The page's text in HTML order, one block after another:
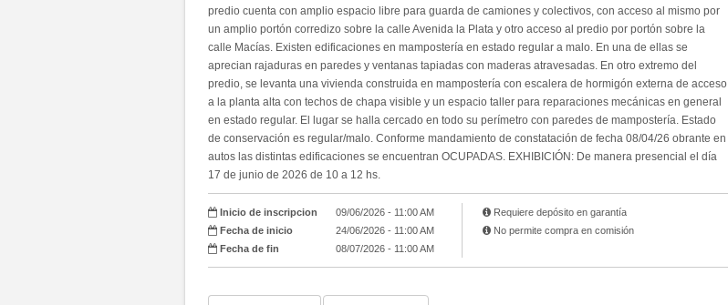
predio cuenta con amplio espacio libre para guarda de camiones y colectivos, con acceso al mismo por
un amplio portón corredizo sobre la calle Avenida la Plata y otro acceso al predio por portón sobre la
calle Macías. Existen edificaciones en mampostería en estado regular a malo. En una de ellas se
aprecian rajaduras en paredes y ventanas tapiadas con maderas atravesadas. En otro extremo del
predio, se levanta una vivienda construida en mampostería con escalera de hormigón externa de acceso
a la planta alta con techos de chapa visible y un espacio taller para reparaciones mecánicas en general
en estado regular. El lugar se halla cercado en todo su perímetro con paredes de mampostería. Estado
de conservación es regular/malo. Conforme mandamiento de constatación de fecha 08/04/26 obrante en
autos las distintas edificaciones se encuentran OCUPADAS. EXHIBICIÓN: De manera presencial el día
17 de junio de 2026 de 10 a 12 hs.
Inicio de inscripcion
09/06/2026 - 11:00 AM
Fecha de inicio
24/06/2026 - 11:00 AM
Fecha de fin
08/07/2026 - 11:00 AM
Requiere depósito en garantía
No permite compra en comisión